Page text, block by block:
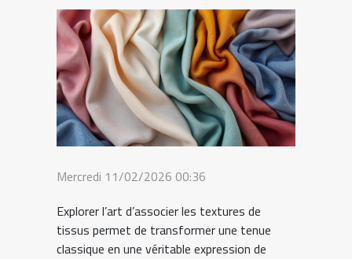
Mercredi 11/02/2026 00:36
Explorer l’art d’associer les textures de
tissus permet de transformer une tenue
classique en une véritable expression de